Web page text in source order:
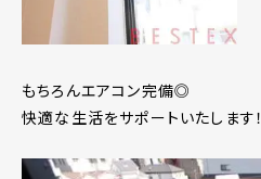
もちろんエアコン完備◎
快適な生活をサポートいたします！